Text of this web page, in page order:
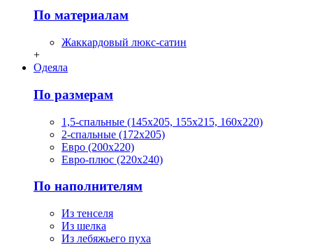
По материалам
Жаккардовый люкс-сатин
+
Одеяла
По размерам
1,5-спальные (145х205, 155х215, 160х220)
2-спальные (172х205)
Евро (200х220)
Евро-плюс (220х240)
По наполнителям
Из тенселя
Из шелка
Из лебяжьего пуха